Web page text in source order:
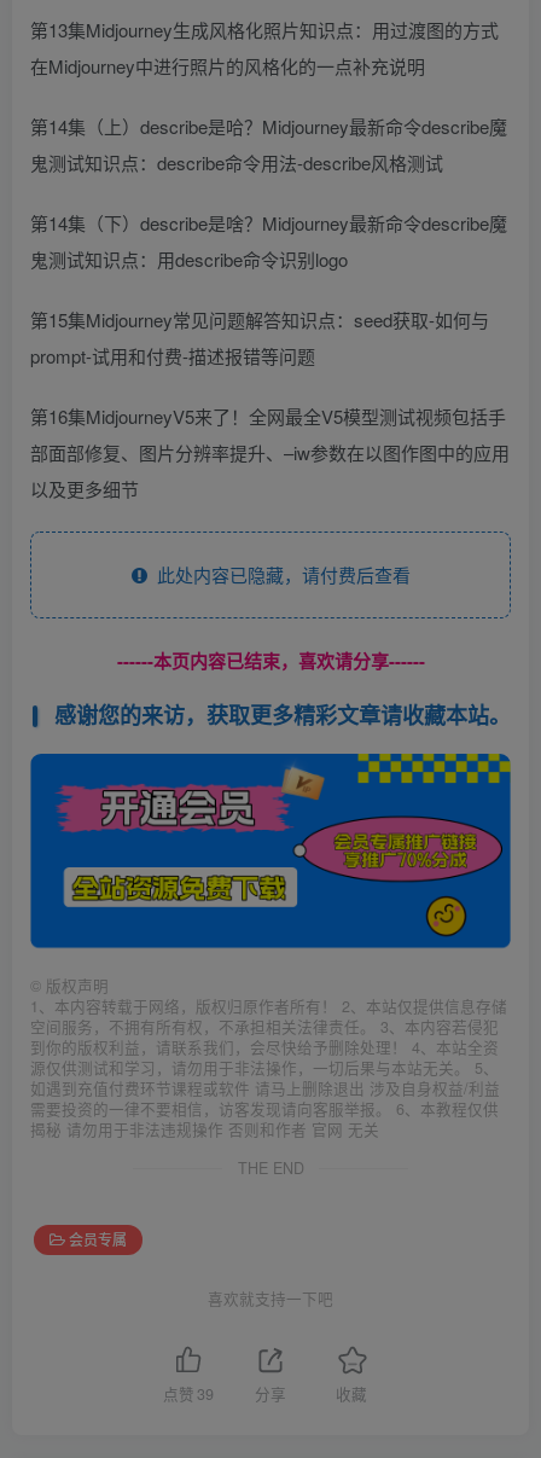
第13集Midjourney生成风格化照片知识点：用过渡图的方式
在Midjourney中进行照片的风格化的一点补充说明
第14集（上）describe是哈？Midjourney最新命令describe魔
鬼测试知识点：describe命令用法-describe风格测试
第14集（下）describe是啥？Midjourney最新命令describe魔
鬼测试知识点：用describe命令识别logo
第15集Midjourney常见问题解答知识点：seed获取-如何与
prompt-试用和付费-描述报错等问题
第16集MidjourneyV5来了！全网最全V5模型测试视频包括手
部面部修复、图片分辨率提升、–iw参数在以图作图中的应用
以及更多细节
此处内容已隐藏，请付费后查看
------本页内容已结束，喜欢请分享------
感谢您的来访，获取更多精彩文章请收藏本站。
© 版权声明
1、本内容转载于网络，版权归原作者所有！ 2、本站仅提供信息存储
空间服务，不拥有所有权，不承担相关法律责任。 3、本内容若侵犯
到你的版权利益，请联系我们，会尽快给予删除处理！ 4、本站全资
源仅供测试和学习，请勿用于非法操作，一切后果与本站无关。 5、
如遇到充值付费环节课程或软件 请马上删除退出 涉及自身权益/利益
需要投资的一律不要相信，访客发现请向客服举报。 6、本教程仅供
揭秘 请勿用于非法违规操作 否则和作者 官网 无关
THE END
会员专属
喜欢就支持一下吧
点赞 39 分享 收藏